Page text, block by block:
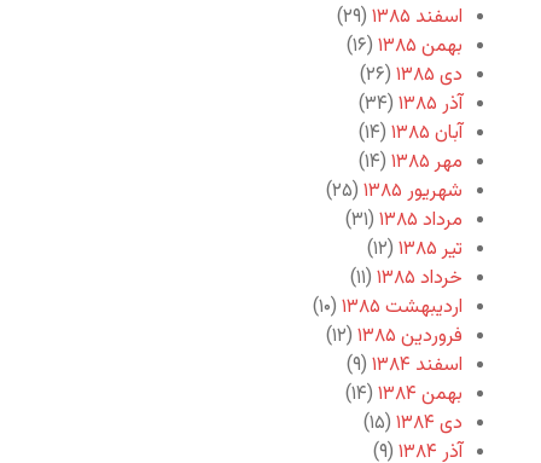
اسفند ۱۳۸۵
(۲۹)
بهمن ۱۳۸۵
(۱۶)
دی ۱۳۸۵
(۲۶)
آذر ۱۳۸۵
(۳۴)
آبان ۱۳۸۵
(۱۴)
مهر ۱۳۸۵
(۱۴)
شهریور ۱۳۸۵
(۲۵)
مرداد ۱۳۸۵
(۳۱)
تیر ۱۳۸۵
(۱۲)
خرداد ۱۳۸۵
(۱۱)
اردیبهشت ۱۳۸۵
(۱۰)
فروردین ۱۳۸۵
(۱۲)
اسفند ۱۳۸۴
(۹)
بهمن ۱۳۸۴
(۱۴)
دی ۱۳۸۴
(۱۵)
آذر ۱۳۸۴
(۹)